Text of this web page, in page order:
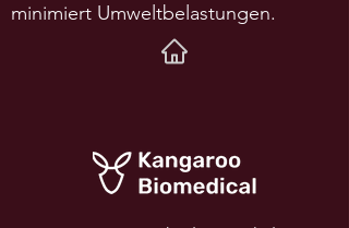
minimiert Umweltbelastungen.